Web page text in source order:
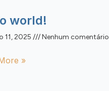
world!
11, 2025 Nenhum comentário
»